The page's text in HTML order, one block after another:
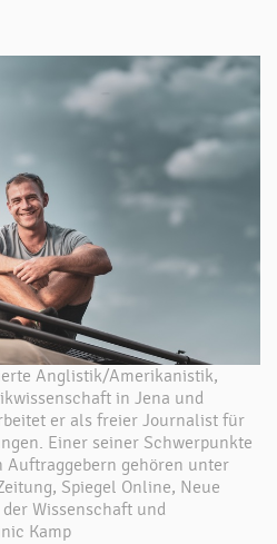
Anglistik/Amerikanistik,
in Jena und
er als freier Journalist für
Einer seiner Schwerpunkte
Auftraggebern gehören unter
Spiegel Online, Neue
Wissenschaft und
Kamp